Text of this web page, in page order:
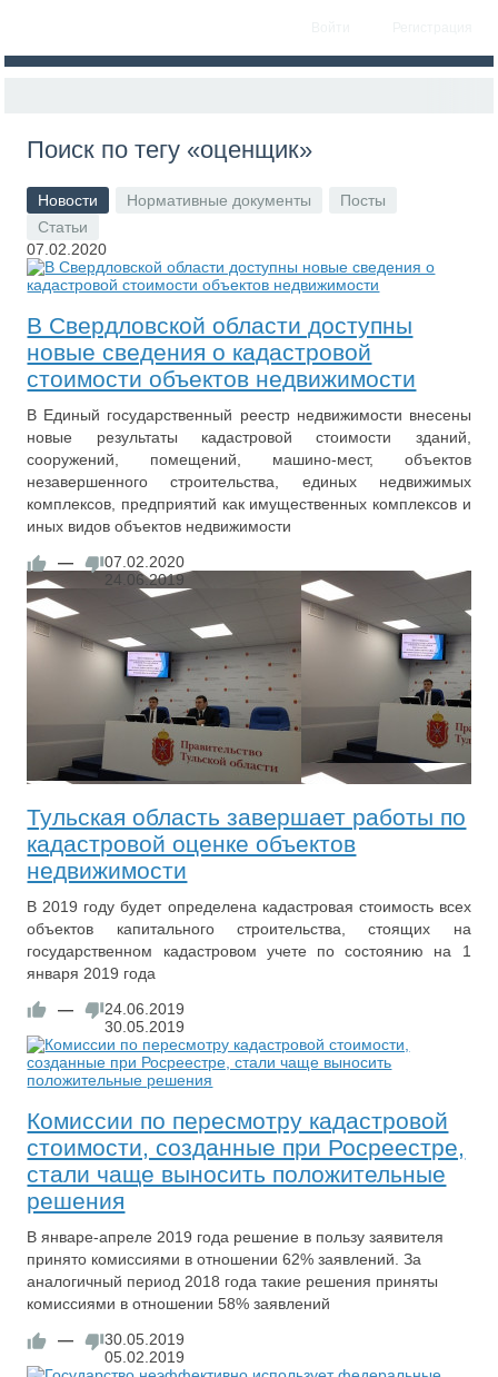
Поиск по тегу «оценщик»
Новости Нормативные документы
Посты
Статьи
07.02.2020
В Свердловской области доступны
новые сведения о кадастровой
стоимости объектов недвижимости
В Единый государственный реестр недвижимости внесены
новые результаты кадастровой стоимости зданий,
сооружений, помещений, машино-мест, объектов
незавершенного строительства, единых недвижимых
комплексов, предприятий как имущественных комплексов и
иных видов объектов недвижимости
—
07.02.2020
24.06.2019
Тульская область завершает работы по
кадастровой оценке объектов
недвижимости
В 2019 году будет определена кадастровая стоимость всех
объектов капитального строительства, стоящих на
государственном кадастровом учете по состоянию на 1
января 2019 года
—
24.06.2019
30.05.2019
Комиссии по пересмотру кадастровой
стоимости, созданные при Росреестре,
стали чаще выносить положительные
решения
В январе-апреле 2019 года решение в пользу заявителя
принято комиссиями в отношении 62% заявлений. За
аналогичный период 2018 года такие решения приняты
комиссиями в отношении 58% заявлений
—
30.05.2019
05.02.2019